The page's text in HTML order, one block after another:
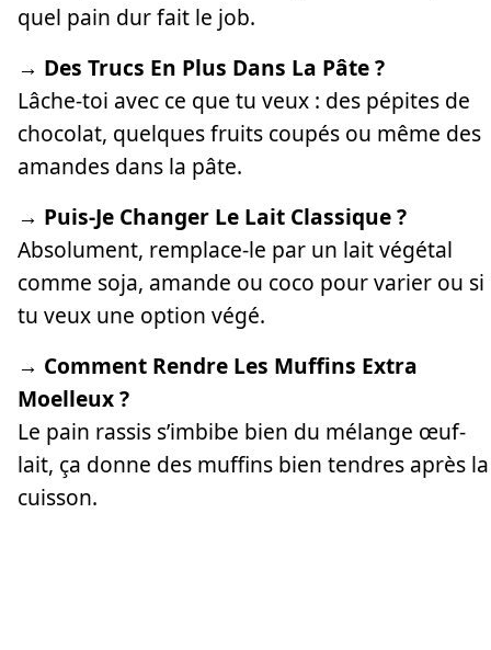
quel pain dur fait le job.
→ Des Trucs En Plus Dans La Pâte ?
Lâche-toi avec ce que tu veux : des pépites de
chocolat, quelques fruits coupés ou même des
amandes dans la pâte.
→ Puis-Je Changer Le Lait Classique ?
Absolument, remplace-le par un lait végétal
comme soja, amande ou coco pour varier ou si
tu veux une option végé.
→ Comment Rendre Les Muffins Extra
Moelleux ?
Le pain rassis s’imbibe bien du mélange œuf-
lait, ça donne des muffins bien tendres après la
cuisson.